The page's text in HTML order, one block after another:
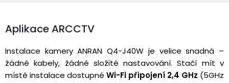
Aplikace ARCCTV
Instalace kamery ANRAN Q4-J40W je velice snadná –
žádné kabely, žádné složité nastavování. Stačí mít v
místě instalace dostupné Wi-Fi připojení 2,4 GHz (5GHz